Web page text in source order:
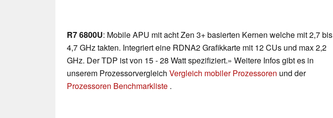
R7 6800U: Mobile APU mit acht Zen 3+ basierten Kernen welche mit 2,7 bis
4,7 GHz takten. Integriert eine RDNA2 Grafikkarte mit 12 CUs und max 2,2
GHz. Der TDP ist von 15 - 28 Watt spezifiziert.» Weitere Infos gibt es in
unserem Prozessorvergleich Vergleich mobiler Prozessoren und der
Prozessoren Benchmarkliste .